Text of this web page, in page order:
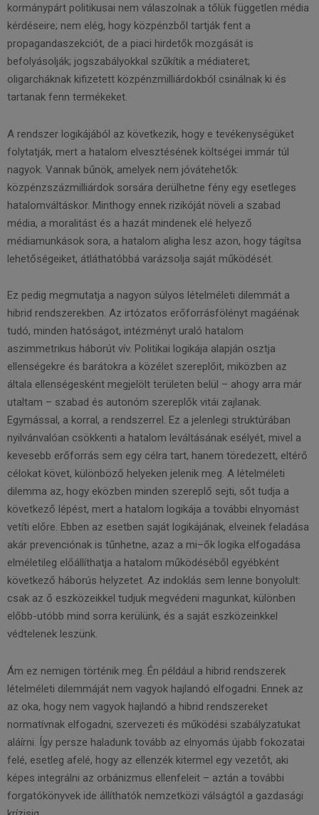
kormánypárt politikusai nem válaszolnak a tőlük független média
kérdéseire; nem elég, hogy közpénzből tartják fent a
propagandaszekciót, de a piaci hirdetők mozgását is
befolyásolják; jogszabályokkal szűkítik a médiateret;
oligarcháknak kifizetett közpénzmilliárdokból csinálnak ki és
tartanak fenn termékeket.
A rendszer logikájából az következik, hogy e tevékenységüket
folytatják, mert a hatalom elvesztésének költségei immár túl
nagyok. Vannak bűnök, amelyek nem jóvátehetők:
közpénzszázmilliárdok sorsára derülhetne fény egy esetleges
hatalomváltáskor. Minthogy ennek rizikóját növeli a szabad
média, a moralitást és a hazát mindenek elé helyező
médiamunkások sora, a hatalom aligha lesz azon, hogy tágítsa
lehetőségeiket, átláthatóbbá varázsolja saját működését.
Ez pedig megmutatja a nagyon súlyos lételméleti dilemmát a
hibrid rendszerekben. Az irtózatos erőforrásfölényt magáénak
tudó, minden hatóságot, intézményt uraló hatalom
aszimmetrikus háborút vív. Politikai logikája alapján osztja
ellenségekre és barátokra a közélet szereplőit, miközben az
általa ellenségesként megjelölt területen belül – ahogy arra már
utaltam – szabad és autonóm szereplők vitái zajlanak.
Egymással, a korral, a rendszerrel. Ez a jelenlegi struktúrában
nyilvánvalóan csökkenti a hatalom leváltásának esélyét, mivel a
kevesebb erőforrás sem egy célra tart, hanem töredezett, eltérő
célokat követ, különböző helyeken jelenik meg. A lételméleti
dilemma az, hogy eközben minden szereplő sejti, sőt tudja a
következő lépést, mert a hatalom logikája a további elnyomást
vetíti előre. Ebben az esetben saját logikájának, elveinek feladása
akár prevenciónak is tűnhetne, azaz a mi–ők logika elfogadása
elméletileg előállíthatja a hatalom működéséből egyébként
következő háborús helyzetet. Az indoklás sem lenne bonyolult:
csak az ő eszközeikkel tudjuk megvédeni magunkat, különben
előbb-utóbb mind sorra kerülünk, és a saját eszközeinkkel
védtelenek leszünk.
Ám ez nemigen történik meg. Én például a hibrid rendszerek
lételméleti dilemmáját nem vagyok hajlandó elfogadni. Ennek az
az oka, hogy nem vagyok hajlandó a hibrid rendszereket
normatívnak elfogadni, szervezeti és működési szabályzatukat
aláírni. Így persze haladunk tovább az elnyomás újabb fokozatai
felé, esetleg afelé, hogy az ellenzék kitermel egy vezetőt, aki
képes integrálni az orbánizmus ellenfeleit – aztán a további
forgatókönyvek ide állíthatók nemzetközi válságtól a gazdasági